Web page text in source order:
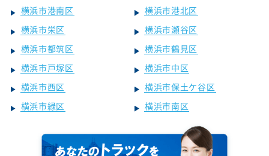
横浜市港南区
横浜市港北区
横浜市栄区
横浜市瀬谷区
横浜市都筑区
横浜市鶴見区
横浜市戸塚区
横浜市中区
横浜市西区
横浜市保土ケ谷区
横浜市緑区
横浜市南区